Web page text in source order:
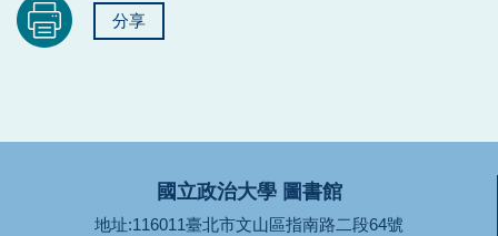
分享
國立政治大學 圖書館
地址:116011臺北市文山區指南路二段64號